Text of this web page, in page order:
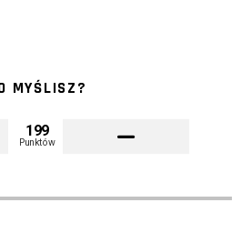
MYŚLISZ?
199
Punktów